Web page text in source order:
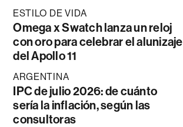
ESTILO DE VIDA
Omega x Swatch lanza un reloj
con oro para celebrar el alunizaje
del Apollo 11
ARGENTINA
IPC de julio 2026: de cuánto
sería la inflación, según las
consultoras